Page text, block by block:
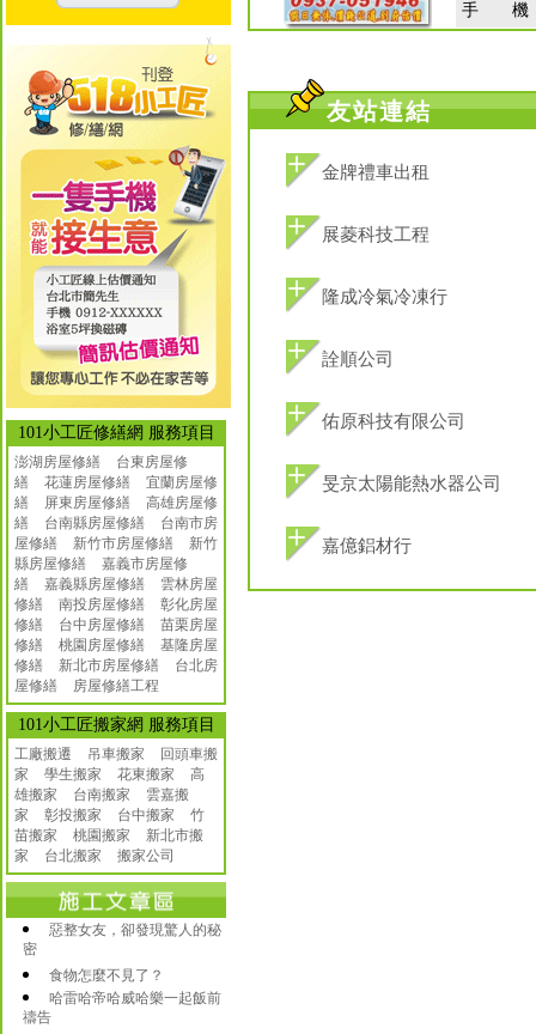
101小工匠修繕網 服務項目
澎湖房屋修繕
台東房屋修
繕
花蓮房屋修繕
宜蘭房屋修
繕
屏東房屋修繕
高雄房屋修
繕
台南縣房屋修繕
台南市房
屋修繕
新竹市房屋修繕
新竹
縣房屋修繕
嘉義市房屋修
繕
嘉義縣房屋修繕
雲林房屋
修繕
南投房屋修繕
彰化房屋
修繕
台中房屋修繕
苗栗房屋
修繕
桃園房屋修繕
基隆房屋
修繕
新北市房屋修繕
台北房
屋修繕
房屋修繕工程
101小工匠搬家網 服務項目
工廠搬遷 吊車搬家
回頭車搬
家
學生搬家 花東搬家
高
雄搬家
台南搬家
雲嘉搬
家
彰投搬家 台中搬家
竹
苗搬家
桃園搬家
新北市搬
家
台北搬家 搬家公司
惡整女友，卻發現驚人的秘
密
食物怎麼不見了？
哈雷哈帝哈威哈樂一起飯前
禱告
手 機
友站連結
金牌禮車出租
展菱科技工程
隆成冷氣冷凍行
詮順公司
佑原科技有限公司
旻京太陽能熱水器公司
嘉億鋁材行